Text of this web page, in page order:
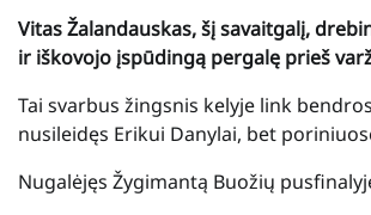
Vitas Žalandauskas, šį savaitgalį,
ir iškovojo įspūdingą pergalę prieš
Tai svarbus žingsnis kelyje link
nusileidęs Erikui Danylai, bet
Nugalėjęs Žygimantą Buožių